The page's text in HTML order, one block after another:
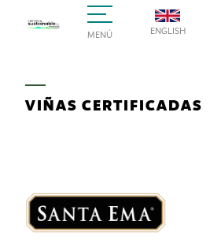
MENÚ ENGLISH
VIÑAS CERTIFICADAS